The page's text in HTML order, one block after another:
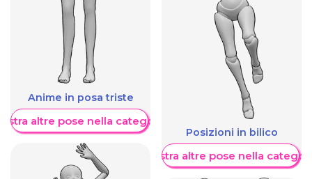
Anime in posa triste
altre pose nella categoria
Posizioni in bilico
Mostra altre pose nella